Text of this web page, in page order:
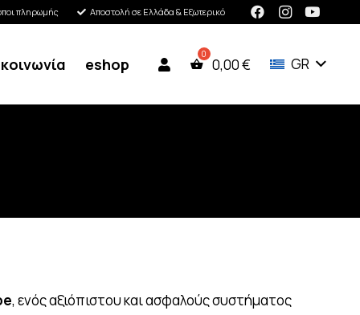
πληρωμής Αποστολή σε Ελλάδα & Εξωτερικό
eshop 0,00€ GR
, ενός αξιόπιστου και ασφαλούς συστήματος